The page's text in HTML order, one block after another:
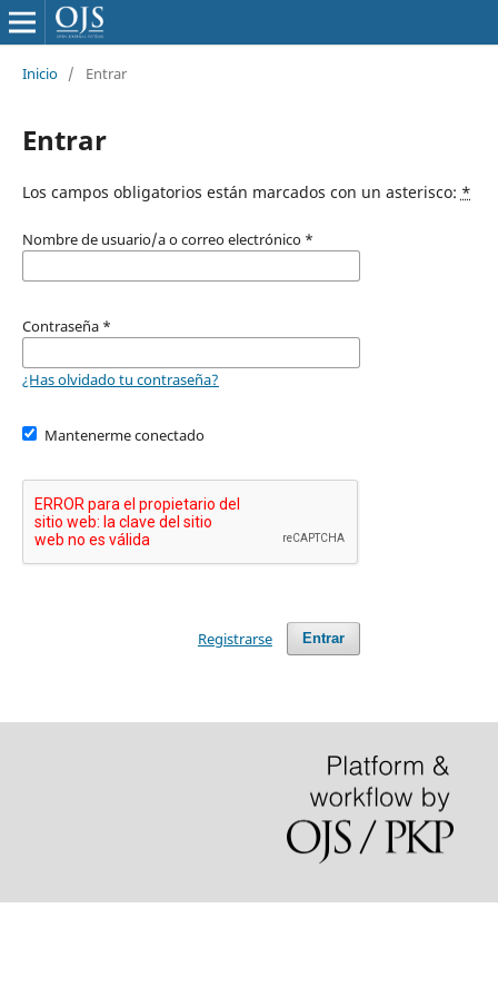
Inicio / Entrar
Entrar
Los campos obligatorios están marcados con un asterisco: *
Nombre de usuario/a o correo electrónico *
Contraseña *
¿Has olvidado tu contraseña?
Mantenerme conectado
Entrar
Registrarse